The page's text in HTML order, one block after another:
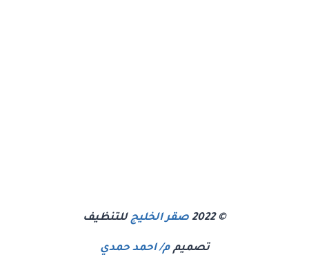
© 2022 صقر الخليجللتنظيف
تصميمم/ احمد حمدي